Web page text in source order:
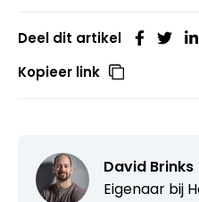
Deel dit artikel
Kopieer link
David Brinks
Eigenaar bij